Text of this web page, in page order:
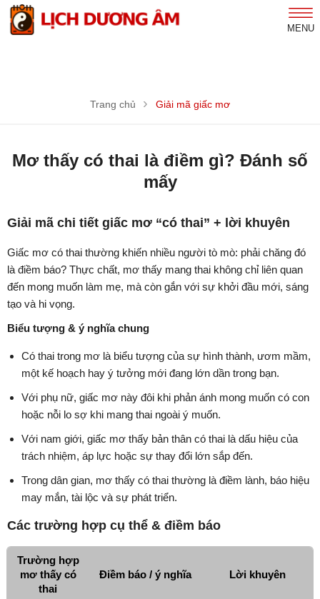
MENU
Trang chủ Giải mã giấc mơ
Mơ thấy có thai là điềm gì? Đánh số
mấy
Giải mã chi tiết giấc mơ “có thai” + lời khuyên
Giấc mơ có thai thường khiến nhiều người tò mò: phải chăng đó
là điềm báo? Thực chất, mơ thấy mang thai không chỉ liên quan
đến mong muốn làm mẹ, mà còn gắn với sự khởi đầu mới, sáng
tạo và hi vọng.
Biểu tượng & ý nghĩa chung
Có thai trong mơ là biểu tượng của sự hình thành, ươm mầm,
một kế hoạch hay ý tưởng mới đang lớn dần trong bạn.
Với phụ nữ, giấc mơ này đôi khi phản ánh mong muốn có con
hoặc nỗi lo sợ khi mang thai ngoài ý muốn.
Với nam giới, giấc mơ thấy bản thân có thai là dấu hiệu của
trách nhiệm, áp lực hoặc sự thay đổi lớn sắp đến.
Trong dân gian, mơ thấy có thai thường là điềm lành, báo hiệu
may mắn, tài lộc và sự phát triển.
Các trường hợp cụ thể & điềm báo
Trường hợp
mơ thấy có
thai
Điềm báo / ý nghĩa Lời khuyên